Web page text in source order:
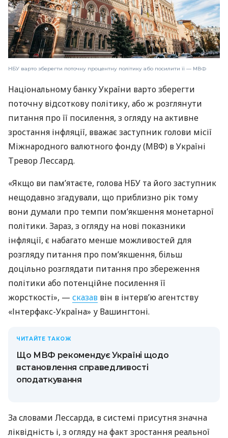
НБУ варто зберегти поточну процентну політику або посилити її — МВФ
Національному банку України варто зберегти
поточну відсоткову політику, або ж розглянути
питання про її посилення, з огляду на активне
зростання інфляції, вважає заступник голови місії
Міжнародного валютного фонду (МВФ) в Україні
Тревор Лессард.
«Якщо ви пам’ятаєте, голова НБУ та його заступник
нещодавно згадували, що приблизно рік тому
вони думали про темпи пом’якшення монетарної
політики. Зараз, з огляду на нові показники
інфляції, є набагато менше можливостей для
розгляду питання про пом’якшення, більш
доцільно розглядати питання про збереження
політики або потенційне посилення її
жорсткості», — сказав він в інтерв’ю агентству
«Інтерфакс-Україна» у Вашингтоні.
ЧИТАЙТЕ ТАКОЖ
Що МВФ рекомендує Україні щодо
встановлення справедливості
оподаткування
За словами Лессарда, в системі присутня значна
ліквідність і, з огляду на факт зростання реальної